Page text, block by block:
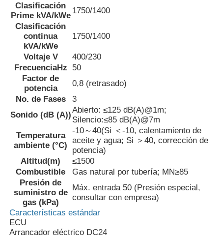
Conjunto de generadores de gasolina
sistema de generador del cng
Accesorios para generadores
Vehículo de iluminación móvil
Clasificación
Prime kVA/kWe
1750/1400
Clasificación
continua
kVA/kWe
1750/1400
Voltaje V
400/230
FrecuenciaHz
50
Factor de
potencia
0,8 (retrasado)
No. de Fases
3
Sonido (dB (A))
Abierto: ≤125 dB(A)@1m;
Silencio:≤85 dB(A)@7m
Temperatura
ambiente (°C)
-10～40(Si ＜-10, calentamiento de
aceite y agua; Si ＞40, corrección de
potencia)
Altitud(m)
≤1500
Combustible
Gas natural por tubería; MN≥85
Presión de
suministro de
gas (kPa)
Máx. entrada 50 (Presión especial,
consultar con empresa)
Características estándar
ECU
Arrancador eléctrico DC24